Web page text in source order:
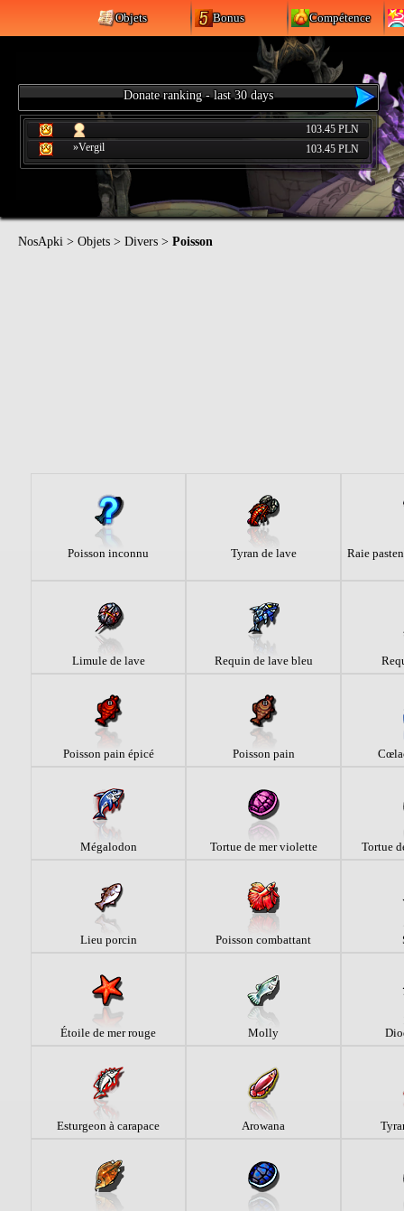
Objets Bonus Compétence
Donate ranking - last 30 days
103.45 PLN
»Vergil
103.45 PLN
NosApki > Objets > Divers > Poisson
Poisson inconnu Tyran de lave Raie
Limule de lave Requin de lave bleu
Poisson pain épicé Poisson pain
Mégalodon Tortue de mer violette Tortue
Lieu porcin Poisson combattant
Étoile de mer rouge Molly
Esturgeon à carapace Arowana